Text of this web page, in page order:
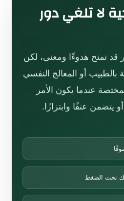
لا تلغي دور
قد تمنح هدوءًا ومعنى، لكن
بالطبيب أو المعالج النفسي
عندما يكون الأمر
يتضمن عنفًا وابتزازًا.
تحت الضغط